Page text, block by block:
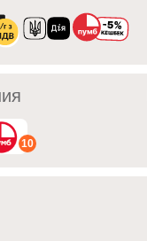
10